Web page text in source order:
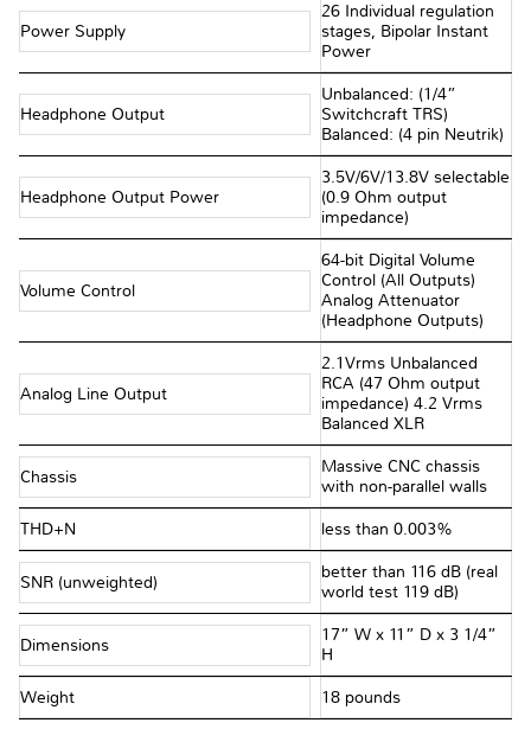
Power Supply
26 Individual regulation
stages, Bipolar Instant
Power
Headphone Output
Unbalanced: (1/4”
Switchcraft TRS)
Balanced: (4 pin Neutrik)
Headphone Output Power
3.5V/6V/13.8V selectable
(0.9 Ohm output
impedance)
Volume Control
64-bit Digital Volume
Control (All Outputs)
Analog Attenuator
(Headphone Outputs)
Analog Line Output
2.1Vrms Unbalanced
RCA (47 Ohm output
impedance) 4.2 Vrms
Balanced XLR
Chassis
Massive CNC chassis
with non-parallel walls
THD+N less than 0.003%
SNR (unweighted)
better than 116 dB (real
world test 119 dB)
Dimensions
17” W x 11” D x 3 1/4”
H
Weight 18 pounds